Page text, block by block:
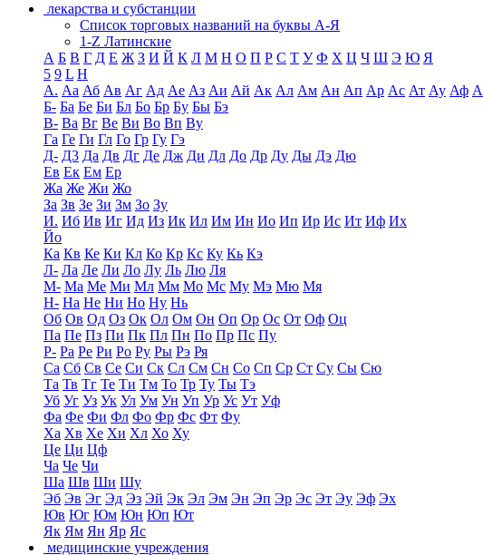
лекарства и субстанции
Список торговых названий на буквы А-Я
1-Z Латинские
А Б В Г Д Е Ж З И Й К Л М Н О П Р С Т У Ф Х Ц Ч Ш Э Ю Я
5 9 L H
А. Аа Аб Ав Аг Ад Ае Аз Аи Ай Ак Ал Ам Ан Ап Ар Ас Ат Ау Аф
Б- Ба Бе Би Бл Бо Бр Бу Бы Бэ
В- Ва Вг Ве Ви Во Вп Ву
Га Ге Ги Гл Го Гр Гу Гэ
Д- Д3 Да Дв Дг Де Дж Ди Дл До Др Ду Ды Дэ Дю
Ев Ек Ем Ер
Жа Же Жи Жо
За Зв Зе Зи Зм Зо Зу
И. Иб Ив Иг Ид Из Ик Ил Им Ин Ио Ип Ир Ис Ит Иф Их
Йо
Ка Кв Ке Ки Кл Ко Кр Кс Ку Кь Кэ
Л- Ла Ле Ли Ло Лу Ль Лю Ля
М- Ма Ме Ми Мл Мм Мо Мс Му Мэ Мю Мя
Н- На Не Ни Но Ну Нь
Об Ов Од Оз Ок Ол Ом Он Оп Ор Ос От Оф Оц
Па Пе Пз Пи Пк Пл Пн По Пр Пс Пу
Р- Ра Ре Ри Ро Ру Ры Рэ Ря
Са Сб Св Се Си Ск Сл См Сн Со Сп Ср Ст Су Сы Сю
Та Тв Тг Те Ти Тм То Тр Ту Ты Тэ
Уб Уг Уз Ук Ул Ум Ун Уп Ур Ус Ут Уф
Фа Фе Фи Фл Фо Фр Фс Фт Фу
Ха Хв Хе Хи Хл Хо Ху
Це Ци Цф
Ча Че Чи
Ша Шв Ши Шу
Эб Эв Эг Эд Эз Эй Эк Эл Эм Эн Эп Эр Эс Эт Эу Эф Эх
Юв Юг Юм Юн Юп Ют
Як Ям Ян Яр Яс
медицинские учреждения